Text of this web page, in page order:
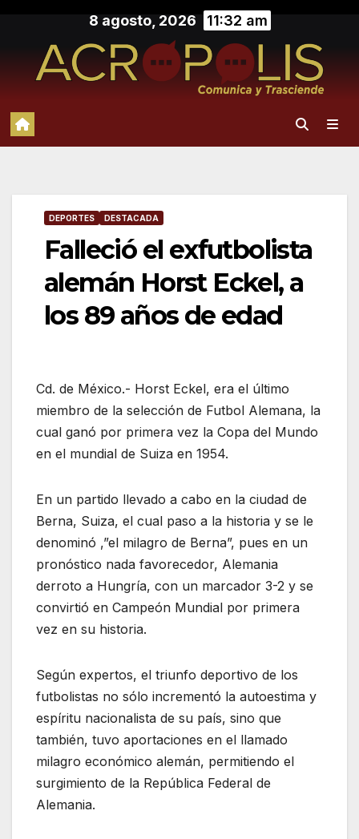
contenido
8 agosto, 2026 11:32 am
DEPORTES DESTACADA
Falleció el exfutbolista
alemán Horst Eckel, a
los 89 años de edad
Cd. de México.- Horst Eckel, era el último
miembro de la selección de Futbol Alemana, la
cual ganó por primera vez la Copa del Mundo
en el mundial de Suiza en 1954.
En un partido llevado a cabo en la ciudad de
Berna, Suiza, el cual paso a la historia y se le
denominó ,”el milagro de Berna”, pues en un
pronóstico nada favorecedor, Alemania
derroto a Hungría, con un marcador 3-2 y se
convirtió en Campeón Mundial por primera
vez en su historia.
Según expertos, el triunfo deportivo de los
futbolistas no sólo incrementó la autoestima y
espíritu nacionalista de su país, sino que
también, tuvo aportaciones en el llamado
milagro económico alemán, permitiendo el
surgimiento de la República Federal de
Alemania.